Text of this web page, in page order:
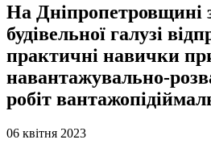
На Дніпропетровщині
будівельної галузі
практичні навички
навантажувально-
робіт
06 квітня 2023